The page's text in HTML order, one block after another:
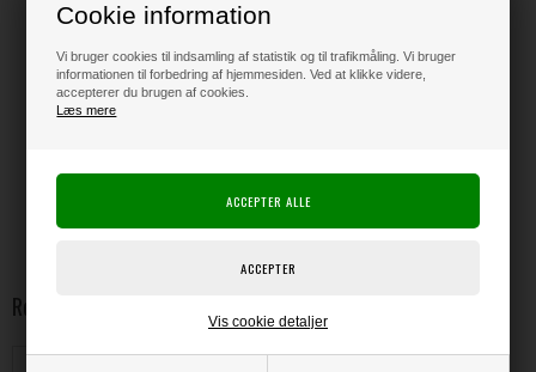
Cookie information
Vi bruger cookies til indsamling af statistik og til trafikmåling. Vi bruger
informationen til forbedring af hjemmesiden. Ved at klikke videre,
accepterer du brugen af cookies.
Læs mere
Vis cookie detaljer
Relaterede varer